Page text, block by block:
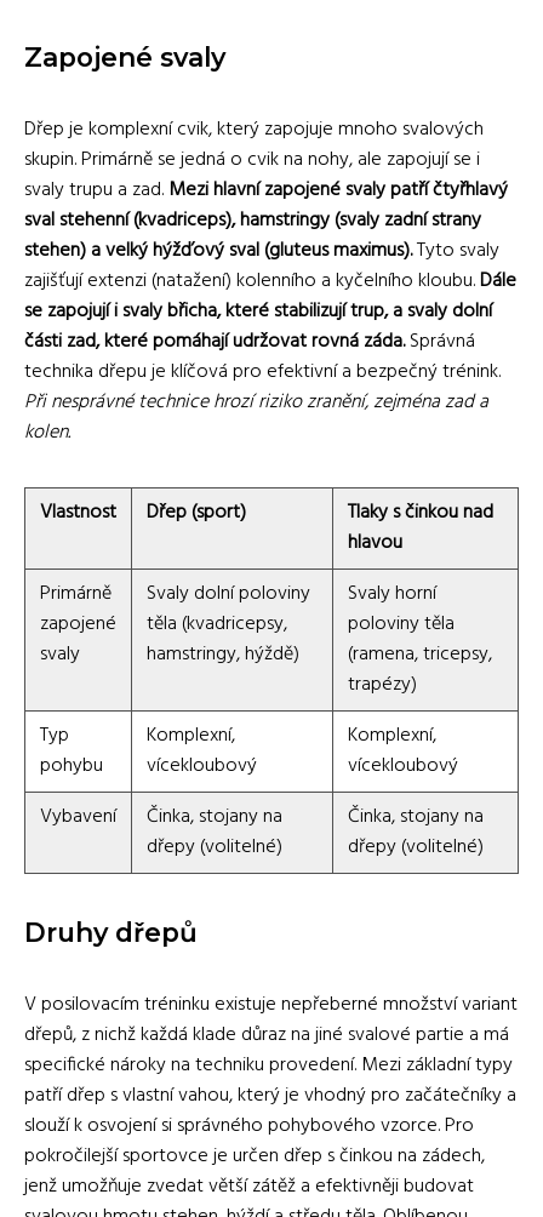
Zapojené svaly
Dřep je komplexní cvik, který zapojuje mnoho svalových
skupin. Primárně se jedná o cvik na nohy, ale zapojují se i
svaly trupu a zad.Mezi hlavní zapojené svaly patří čtyřhlavý
sval stehenní (kvadriceps), hamstringy (svaly zadní strany
stehen) a velký hýžďový sval (gluteus maximus).Tyto svaly
zajišťují extenzi (natažení) kolenního a kyčelního kloubu.Dále
se zapojují i svaly břicha, které stabilizují trup, a svaly dolní
části zad, které pomáhají udržovat rovná záda.Správná
technika dřepu je klíčová pro efektivní a bezpečný trénink.
Při nesprávné technice hrozí riziko zranění, zejména zad a
kolen.
Vlastnost Dřep (sport)
Tlaky s činkou nad
hlavou
Primárně
zapojené
svaly
Svaly dolní poloviny
těla (kvadricepsy,
hamstringy, hýždě)
Svaly horní
poloviny těla
(ramena, tricepsy,
trapézy)
Typ
pohybu
Komplexní,
vícekloubový
Komplexní,
vícekloubový
Vybavení
Činka, stojany na
dřepy (volitelné)
Činka, stojany na
dřepy (volitelné)
Druhy dřepů
V posilovacím tréninku existuje nepřeberné množství variant
dřepů, z nichž každá klade důraz na jiné svalové partie a má
specifické nároky na techniku provedení. Mezi základní typy
patří dřep s vlastní vahou, který je vhodný pro začátečníky a
slouží k osvojení si správného pohybového vzorce. Pro
pokročilejší sportovce je určen dřep s činkou na zádech,
jenž umožňuje zvedat větší zátěž a efektivněji budovat